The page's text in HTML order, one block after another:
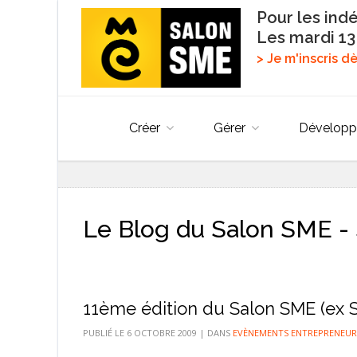
Pour les
Les mardi
> Je m'inscris
Créer Gérer
Le Blog du Salon SME
11ème édition du Salon SME (ex
PUBLIÉ LE 6 OCTOBRE 2009 | DANS EVÈNEMENTS